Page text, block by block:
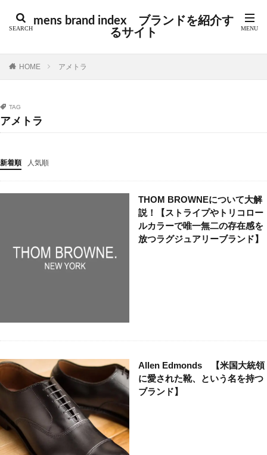
mens brand index ブランドを紹介す
るサイト
HOME アメトラ
TAG
アメトラ
新着順 人気順
THOM BROWNEについて大解
説！【ストライプやトリコロー
ルカラーで唯一無二の存在感を
放つラグジュアリーブランド】
Allen Edmonds 【米国大統領
に愛された靴、という名を持つ
ブランド】
タグ
インポート
シューズ
スイス スウェーデン スケート ストリート
スペイン スポーツ
セントラルセントマーチン
トラッド ドイツ
ドメスティック ドメスティックブランド
バイカー
ベーシック ミニマル
モード ユニセックス ラグジュアリー
ラグジュアリーブランド リメイク ルード
ルードブランド レザー レプリカ ロック
ワーク 新進気鋭
新進気鋭ブランド 日本
検索